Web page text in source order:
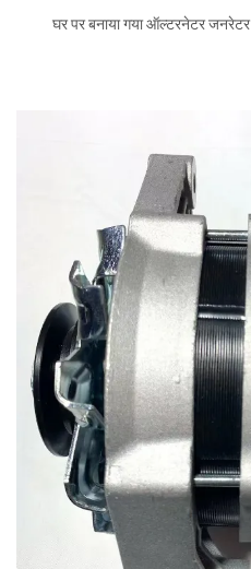
घर पर बनाया गया ऑल्टरनेटर जनरेटर